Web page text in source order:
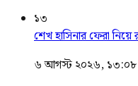
১৩
শেখ হাসিনার ফেরা নিয়ে
৬ আগস্ট ২০২৬, ১৩:০৮